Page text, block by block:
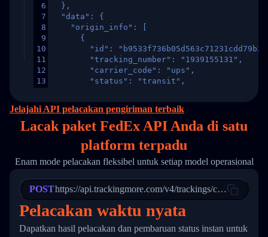
6
7
8
9
10
11
12
13
16
17
21
22
23
24
25
27
  },
  "data": {
    "origin_info": [
      {
"id":
        "tracking_number": "1939155131",
        "carrier_code": "ups",
        "status": "transit",
        "itemTimeLength": 2,
        "weblink": "",
        "phone": null,
        "trackinfo": [
          {
            "Date": "2017-03-08 04: 22: 00",
"StatusDescription": "Departed
"Details": "Departed Facility
          },
          {
            "Date": "2017-03-06 15:28:00",
"StatusDescription": "Shipment
Jelajahi API pelacakan pengiriman terbaik
Lacak paket FedEx API Anda di satu
platform terpadu
Enam mode pelacakan fleksibel untuk setiap model operasional
POSThttps://api.trackingmore.com/v4/trackings/create
Pelacakan waktu nyata
Dapatkan hasil pelacakan dan pembaruan status instan untuk